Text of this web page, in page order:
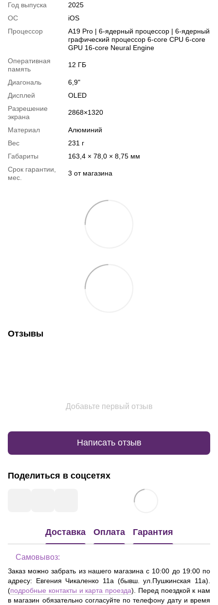
Год выпуска
2025
ОС
iOS
Процессор
A19 Pro | 6-ядерный процессор | 6-ядерный
графический процессор 6-core CPU 6-core
GPU 16-core Neural Engine
Оперативная
память
12 ГБ
Диагональ
6,9"
Дисплей
OLED
Разрешение
экрана
2868×1320
Материал
Алюминий
Вес
231 г
Габариты
163,4 × 78,0 × 8,75 мм
Срок гарантии,
мес.
3 от магазина
Отзывы
Добавьте первый отзыв
Написать отзыв
Поделиться в соцсетях
Доставка Оплата Гарантия
Самовывоз:
Заказ можно забрать из нашего магазина с 10:00 до 19:00 по
адресу: Евгения Чикаленко 11а (бывш. ул.Пушкинская 11а)
(подробные контакты и карта проезда). Перед поездкой к нам
в магазин обязательно согласуйте по телефону дату и время